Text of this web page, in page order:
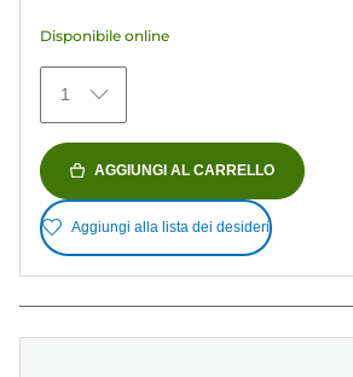
74
recensioni
Disponibile online
1
AGGIUNGI AL CARRELLO
Aggiungi alla lista dei desideri